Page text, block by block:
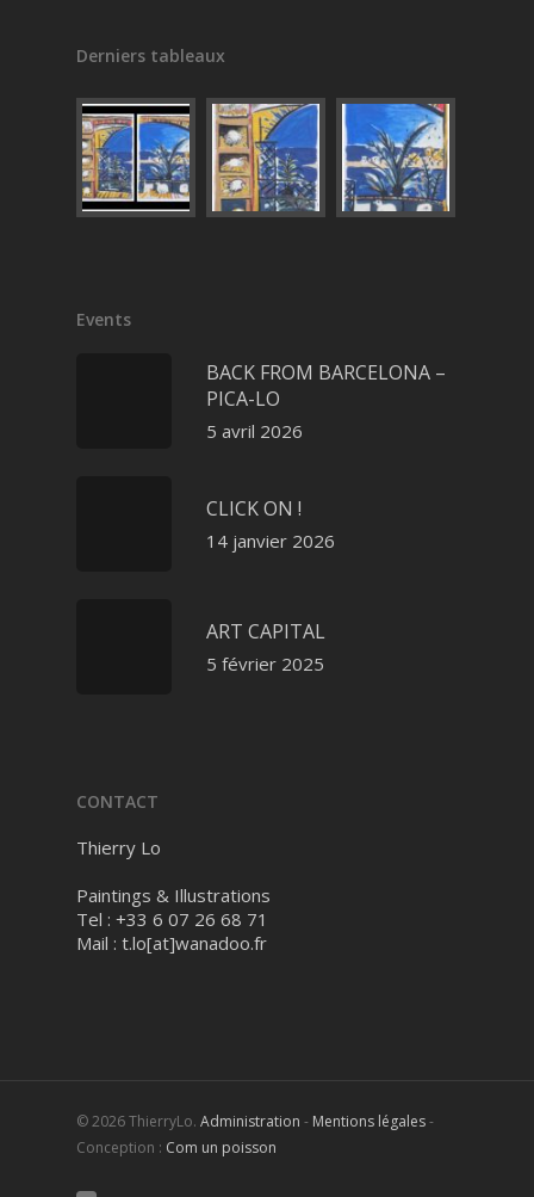
Derniers tableaux
Events
BACK FROM BARCELONA –
PICA-LO
5 avril 2026
CLICK ON !
14 janvier 2026
ART CAPITAL
5 février 2025
CONTACT
Thierry Lo
Paintings & Illustrations
Tel : +33 6 07 26 68 71
Mail : t.lo[at]wanadoo.fr
© 2026 ThierryLo. Administration - Mentions légales-
Conception : Com un poisson